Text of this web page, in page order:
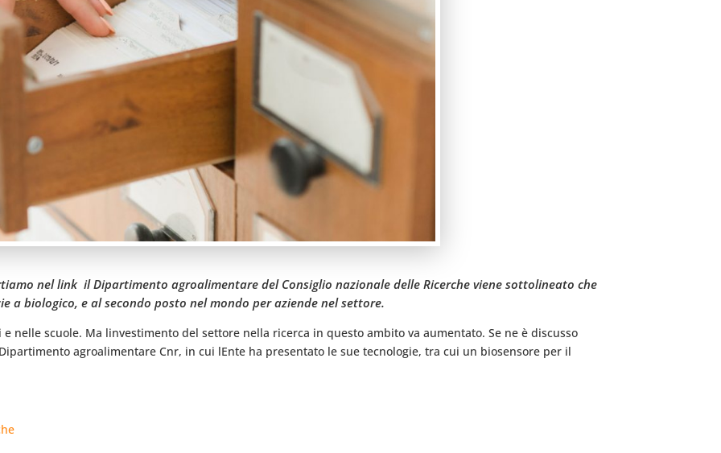
nel link  il Dipartimento agroalimentare del Consiglio nazionale delle Ricerche viene sottolineato che
a biologico, e al secondo posto nel mondo per aziende nel settore.
nelle scuole. Ma linvestimento del settore nella ricerca in questo ambito va aumentato. Se ne è discusso
agroalimentare Cnr, in cui lEnte ha presentato le sue tecnologie, tra cui un biosensore per il